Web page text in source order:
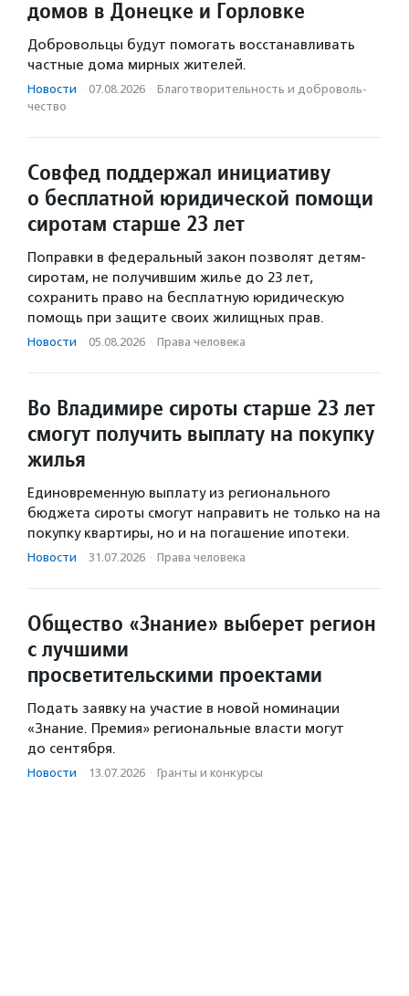
домов в Донецке и Горловке
Добровольцы будут помогать восстанавливать
частные дома мирных жителей.
Новости · 07.08.2026 · Благотвори­тель­ность и доброволь­
чест­во
Совфед поддержал инициативу
о бесплатной юридической помощи
сиротам старше 23 лет
Поправки в федеральный закон позволят детям-
сиротам, не получившим жилье до 23 лет,
сохранить право на бесплатную юридическую
помощь при защите своих жилищных прав.
Новости · 05.08.2026 · Права человека
Во Владимире сироты старше 23 лет
смогут получить выплату на покупку
жилья
Единовременную выплату из регионального
бюджета сироты смогут направить не только на на
покупку квартиры, но и на погашение ипотеки.
Новости · 31.07.2026 · Права человека
Общество «Знание» выберет регион
с лучшими
просветительскими проектами
Подать заявку на участие в новой номинации
«Знание. Премия» региональные власти могут
до сентября.
Новости · 13.07.2026 · Гранты и конкурсы